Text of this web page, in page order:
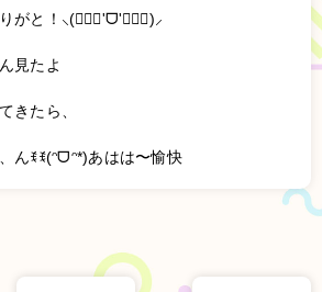
りがと！⸜(๑⃙⃘'ᗜ'๑⃙⃘)⸝
見たよ
きたら、
んꉂꉂ(ᵔᗜᵔ*)あはは〜愉快